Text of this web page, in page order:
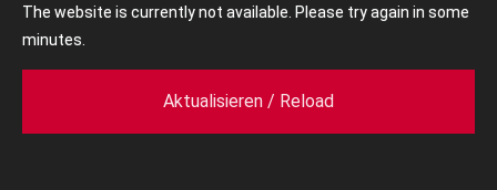
The website is currently not available. Please try again in some
minutes.
Aktualisieren / Reload